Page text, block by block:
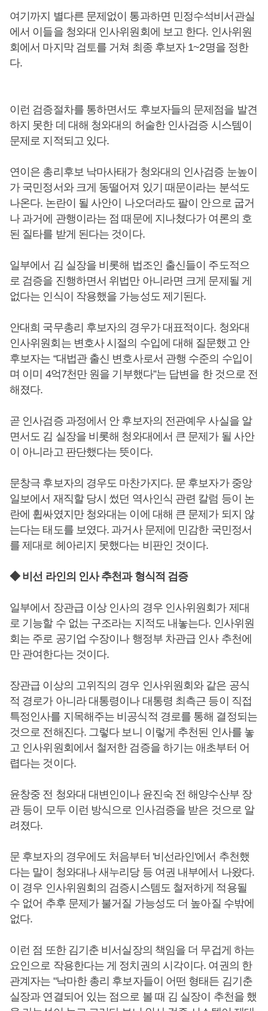
여기까지 별다른 문제없이 통과하면 민정수석비서관실
에서 이들을 청와대 인사위원회에 보고 한다. 인사위원
회에서 마지막 검토를 거쳐 최종 후보자 1~2명을 정한
다.
이런 검증절차를 통하면서도 후보자들의 문제점을 발견
하지 못한 데 대해 청와대의 허술한 인사검증 시스템이
문제로 지적되고 있다.
연이은 총리후보 낙마사태가 청와대의 인사검증 눈높이
가 국민정서와 크게 동떨어져 있기 때문이라는 분석도
나온다. 논란이 될 사안이 나오더라도 팔이 안으로 굽거
나 과거에 관행이라는 점 때문에 지나쳤다가 여론의 호
된 질타를 받게 된다는 것이다.
일부에서 김 실장을 비롯해 법조인 출신들이 주도적으
로 검증을 진행하면서 위법만 아니라면 크게 문제될 게
없다는 인식이 작용했을 가능성도 제기된다.
안대희 국무총리 후보자의 경우가 대표적이다. 청와대
인사위원회는 변호사 시절의 수입에 대해 질문했고 안
후보자는 “대법관 출신 변호사로서 관행 수준의 수입이
며 이미 4억7천만 원을 기부했다”는 답변을 한 것으로 전
해졌다.
곧 인사검증 과정에서 안 후보자의 전관예우 사실을 알
면서도 김 실장을 비롯해 청와대에서 큰 문제가 될 사안
이 아니라고 판단했다는 뜻이다.
문창극 후보자의 경우도 마찬가지다. 문 후보자가 중앙
일보에서 재직할 당시 썼던 역사인식 관련 칼럼 등이 논
란에 휩싸였지만 청와대는 이에 대해 큰 문제가 되지 않
는다는 태도를 보였다. 과거사 문제에 민감한 국민정서
를 제대로 헤아리지 못했다는 비판인 것이다.
◆ 비선 라인의 인사 추천과 형식적 검증
일부에서 장관급 이상 인사의 경우 인사위원회가 제대
로 기능할 수 없는 구조라는 지적도 내놓는다. 인사위원
회는 주로 공기업 수장이나 행정부 차관급 인사 추천에
만 관여한다는 것이다.
장관급 이상의 고위직의 경우 인사위원회와 같은 공식
적 경로가 아니라 대통령이나 대통령 최측근 등이 직접
특정인사를 지목해주는 비공식적 경로를 통해 결정되는
것으로 전해진다. 그렇다 보니 이렇게 추천된 인사를 놓
고 인사위원회에서 철저한 검증을 하기는 애초부터 어
렵다는 것이다.
윤창중 전 청와대 대변인이나 윤진숙 전 해양수산부 장
관 등이 모두 이런 방식으로 인사검증을 받은 것으로 알
려졌다.
문 후보자의 경우에도 처음부터 '비선라인'에서 추천했
다는 말이 청와대나 새누리당 등 여권 내부에서 나왔다.
이 경우 인사위원회의 검증시스템도 철저하게 적용될
수 없어 추후 문제가 불거질 가능성도 더 높아질 수밖에
없다.
이런 점 또한 김기춘 비서실장의 책임을 더 무겁게 하는
요인으로 작용한다는 게 정치권의 시각이다. 여권의 한
관계자는 "낙마한 총리 후보자들이 어떤 형태든 김기춘
실장과 연결되어 있는 점으로 볼 때 김 실장이 추천을 했